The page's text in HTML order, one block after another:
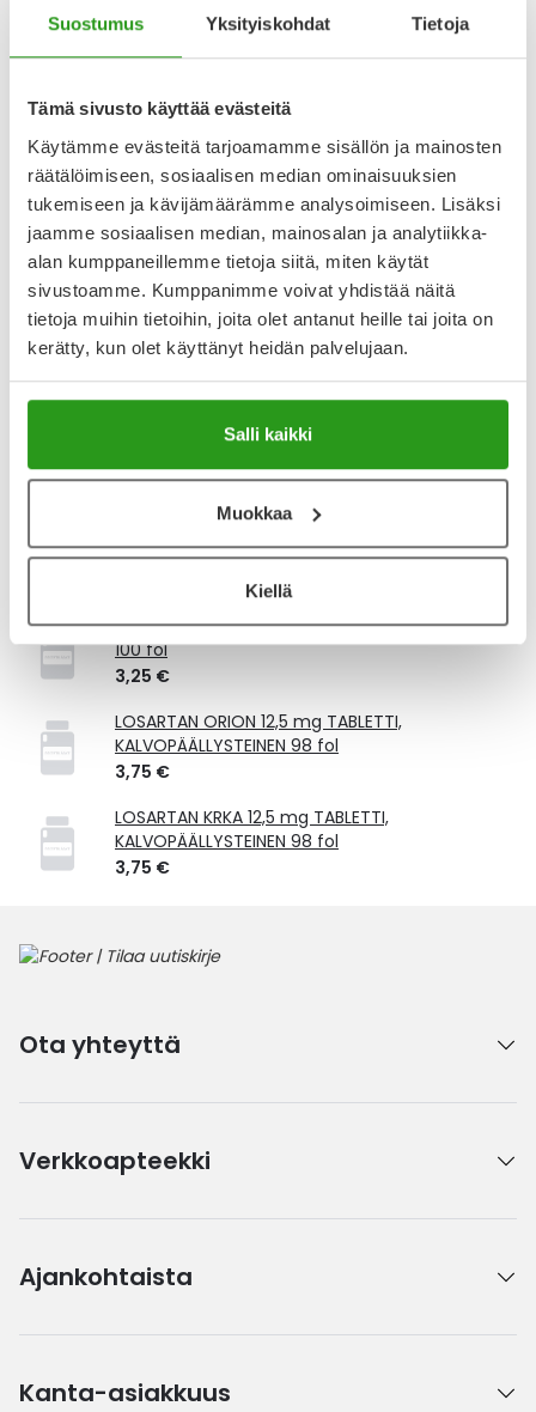
Suostumus Yksityiskohdat Tietoja
Tämä sivusto käyttää evästeitä
Käytämme evästeitä tarjoamamme sisällön ja mainosten
räätälöimiseen, sosiaalisen median ominaisuuksien
tukemiseen ja kävijämäärämme analysoimiseen. Lisäksi
jaamme sosiaalisen median, mainosalan ja analytiikka-
alan kumppaneillemme tietoja siitä, miten käytät
sivustoamme. Kumppanimme voivat yhdistää näitä
tietoja muihin tietoihin, joita olet antanut heille tai joita on
kerätty, kun olet käyttänyt heidän palvelujaan.
Salli kaikki
Muokkaa
Kiellä
Katso kaikki LOSARTAN STADA-tuotteet
YA-muistuttaja
Muistuttajan avulla pidät huolen, että tilaat tarvitsemasi
tuotteet ajoissa, eivätkä ne lopu kesken.
Lisää tuote muistuttajaan
Lue lisää muistuttajasta
Kela-korvattavuus ja reseptin toimitusmaksu
Tämä tuote ei ole Kela-korvattava. Reseptin
toimitusmaksu 2,46 € lisätään tuotteen hintaan.
Laske korvauksen suuruus
LOSATRIX 12,5 mg TABLETTI, KALVOPÄÄLLYSTEINEN
100 fol
3,25 €
LOSARTAN ORION 12,5 mg TABLETTI,
KALVOPÄÄLLYSTEINEN 98 fol
3,75 €
LOSARTAN KRKA 12,5 mg TABLETTI,
KALVOPÄÄLLYSTEINEN 98 fol
3,75 €
Ota yhteyttä
Verkkoapteekki
Ajankohtaista
Kanta-asiakkuus